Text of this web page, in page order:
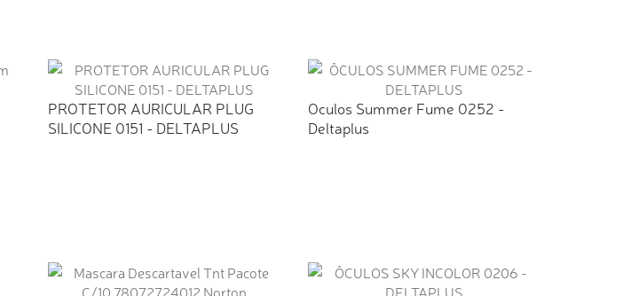
PROTETOR AURICULAR PLUG
SILICONE 0151 - DELTAPLUS
Oculos Summer Fume 0252 -
Deltaplus